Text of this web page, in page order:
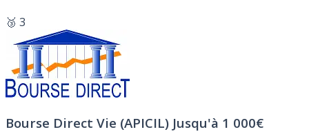
🥉 3
Bourse Direct Vie (APICIL) Jusqu'à 1 000€